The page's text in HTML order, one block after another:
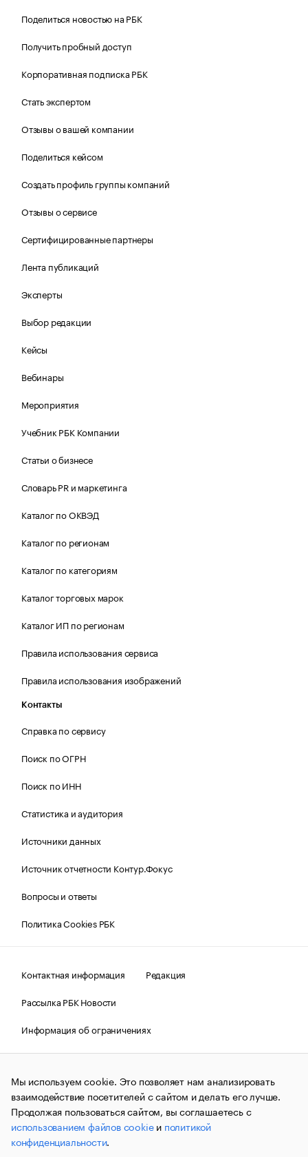
Поделиться новостью на РБК
Получить пробный доступ
Корпоративная подписка РБК
Стать экспертом
Отзывы о вашей компании
Поделиться кейсом
Создать профиль группы компаний
Отзывы о сервисе
Сертифицированные партнеры
Лента публикаций
Эксперты
Выбор редакции
Кейсы
Вебинары
Мероприятия
Учебник РБК Компании
Статьи о бизнесе
Словарь PR и маркетинга
Каталог по ОКВЭД
Каталог по регионам
Каталог по категориям
Каталог торговых марок
Каталог ИП по регионам
Правила использования сервиса
Правила использования изображений
Контакты
Справка по сервису
Поиск по ОГРН
Поиск по ИНН
Статистика и аудитория
Источники данных
Источник отчетности Контур.Фокус
Вопросы и ответы
Политика Cookies РБК
Контактная информация
Редакция
Рассылка РБК Новости
Информация об ограничениях
Правовая информация
О соблюдении авторских прав
© АО «РОСБИЗНЕСКОНСАЛТИНГ»,1995–2026.Сообщения
и материалы информационного агентства «РБК»
(зарегистрировано Федеральной службой по надзору в сфере
связи, информационных технологий и массовых
коммуникаций (Роскомнадзор) 09.12.2015 за номером ИА
№ФС77-63848) сопровождаются пометкой «РБК». Отдельные
публикации могут содержать информацию,
Мы используем cookie. Это позволяет нам анализировать
взаимодействие посетителей с сайтом и делать его лучше.
Продолжая пользоваться сайтом, вы соглашаетесь с
использованием файлов cookieи политикой
конфиденциальности.